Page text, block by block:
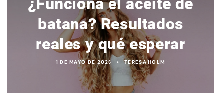
¿Funciona el aceite de
batana? Resultados
reales y qué esperar
1 DE MAYO DE 2026 TERESA HOLM